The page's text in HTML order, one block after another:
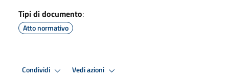
Tipi di documento:
Atto normativo
Condividi Vedi azioni